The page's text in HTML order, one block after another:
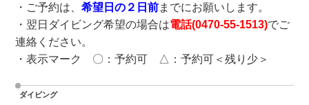
・ご予約は、希望日の２日前までにお願いします。
・翌日ダイビング希望の場合は電話(0470-55-1513)でご
連絡ください。
・表示マーク 〇：予約可 △：予約可＜残り少＞
ダイビング